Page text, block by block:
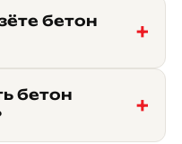
бетон
бетон